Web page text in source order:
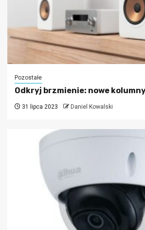
Pozostałe
Odkryj brzmienie: nowe
31 lipca 2023 Daniel Kowalski